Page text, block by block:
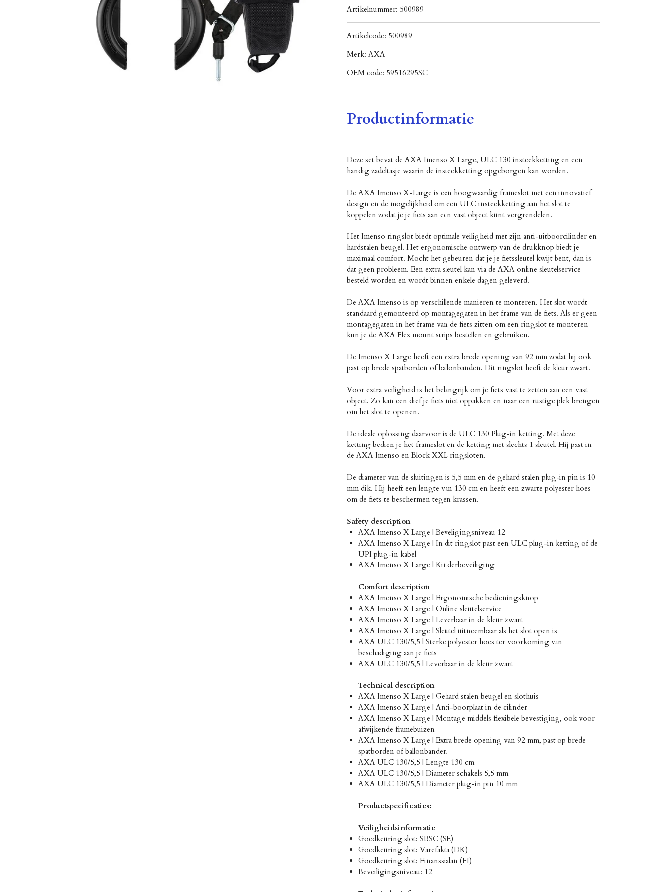
Artikelnummer: 500989
Artikelcode: 500989
Merk: AXA
OEM code: 59516295SC
Productinformatie
Deze set bevat de AXA Imenso X Large, ULC 130 insteekketting en een
handig zadeltasje waarin de insteekketting opgeborgen kan worden.
De AXA Imenso X-Large is een hoogwaardig frameslot met een innovatief
design en de mogelijkheid om een ULC insteekketting aan het slot te
koppelen zodat je je fiets aan een vast object kunt vergrendelen.
Het Imenso ringslot biedt optimale veiligheid met zijn anti-uitboorcilinder en
hardstalen beugel. Het ergonomische ontwerp van de drukknop biedt je
maximaal comfort. Mocht het gebeuren dat je je fietssleutel kwijt bent, dan is
dat geen probleem. Een extra sleutel kan via de AXA online sleutelservice
besteld worden en wordt binnen enkele dagen geleverd.
De AXA Imenso is op verschillende manieren te monteren. Het slot wordt
standaard gemonteerd op montagegaten in het frame van de fiets. Als er geen
montagegaten in het frame van de fiets zitten om een ringslot te monteren
kun je de AXA Flex mount strips bestellen en gebruiken.
De Imenso X Large heeft een extra brede opening van 92 mm zodat hij ook
past op brede spatborden of ballonbanden. Dit ringslot heeft de kleur zwart.
Voor extra veiligheid is het belangrijk om je fiets vast te zetten aan een vast
object. Zo kan een dief je fiets niet oppakken en naar een rustige plek brengen
om het slot te openen.
De ideale oplossing daarvoor is de ULC 130 Plug-in ketting. Met deze
ketting bedien je het frameslot en de ketting met slechts 1 sleutel. Hij past in
de AXA Imenso en Block XXL ringsloten.
De diameter van de sluitingen is 5,5 mm en de gehard stalen plug-in pin is 10
mm dik. Hij heeft een lengte van 130 cm en heeft een zwarte polyester hoes
om de fiets te beschermen tegen krassen.
Safety description
AXA Imenso X Large | Beveligingsniveau 12
AXA Imenso X Large | In dit ringslot past een ULC plug-in ketting of de
UPI plug-in kabel
AXA Imenso X Large | Kinderbeveiliging
Comfort description
AXA Imenso X Large | Ergonomische bedieningsknop
AXA Imenso X Large | Online sleutelservice
AXA Imenso X Large | Leverbaar in de kleur zwart
AXA Imenso X Large | Sleutel uitneembaar als het slot open is
AXA ULC 130/5,5 | Sterke polyester hoes ter voorkoming van
beschadiging aan je fiets
AXA ULC 130/5,5 | Leverbaar in de kleur zwart
Technical description
AXA Imenso X Large | Gehard stalen beugel en slothuis
AXA Imenso X Large | Anti-boorplaat in de cilinder
AXA Imenso X Large | Montage middels flexibele bevestiging, ook voor
afwijkende framebuizen
AXA Imenso X Large | Extra brede opening van 92 mm, past op brede
spatborden of ballonbanden
AXA ULC 130/5,5 | Lengte 130 cm
AXA ULC 130/5,5 | Diameter schakels 5,5 mm
AXA ULC 130/5,5 | Diameter plug-in pin 10 mm
Productspecificaties:
Veiligheidsinformatie
Goedkeuring slot: SBSC (SE)
Goedkeuring slot: Varefakta (DK)
Goedkeuring slot: Finanssialan (FI)
Beveiligingsniveau: 12